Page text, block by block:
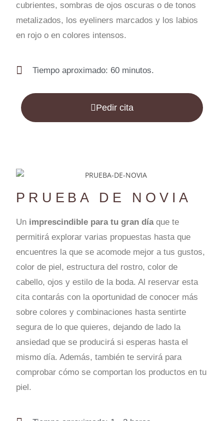
cubrientes, sombras de ojos oscuras o de tonos
metalizados, los eyeliners marcados y los labios
en rojo o en colores intensos.
Tiempo aproximado: 60 minutos.
Pedir cita
PRUEBA DE NOVIA
Un imprescindible para tu gran díaque te
permitirá explorar varias propuestas hasta que
encuentres la que se acomode mejor a tus gustos,
color de piel, estructura del rostro, color de
cabello, ojos y estilo de la boda. Al reservar esta
cita contarás con la oportunidad de conocer más
sobre colores y combinaciones hasta sentirte
segura de lo que quieres, dejando de lado la
ansiedad que se producirá si esperas hasta el
mismo día. Además, también te servirá para
comprobar cómo se comportan los productos en tu
piel.